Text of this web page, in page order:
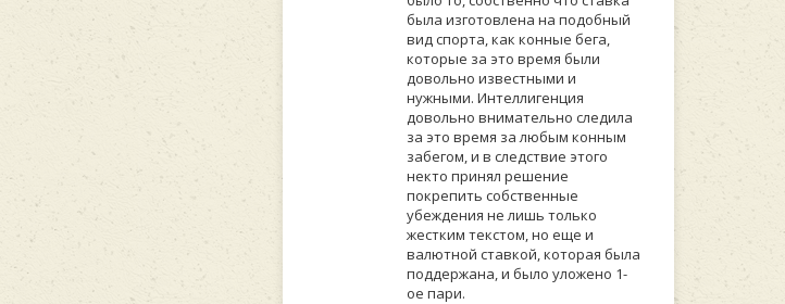
была изготовлена на подобный
вид спорта, как конные бега,
которые за это время были
довольно известными и
нужными. Интеллигенция
довольно внимательно следила
за это время за любым конным
забегом, и в следствие этого
некто принял решение
покрепить собственные
убеждения не лишь только
жестким текстом, но еще и
валютной ставкой, которая была
поддержана, и было уложено 1-
ое пари.